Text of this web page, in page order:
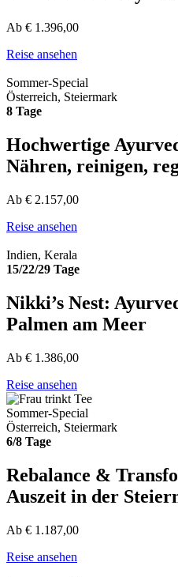
Ab € 1.396,00
Reise ansehen
Sommer-Special
Österreich, Steiermark
8 Tage
Hochwertige
Nähren, reinigen,
Ab € 2.157,00
Reise ansehen
Indien, Kerala
15/22/29 Tage
Nikki’s Nest:
Palmen am Meer
Ab € 1.386,00
Reise ansehen
Sommer-Special
Österreich, Steiermark
6/8 Tage
Rebalance &
Auszeit in der
Ab € 1.187,00
Reise ansehen